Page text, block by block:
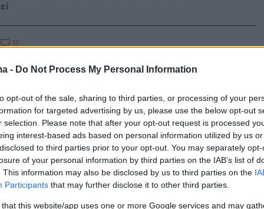
- Do Not Process My Personal Information
opt-out of the sale, sharing to third parties, or processing of your
for targeted advertising by us, please use the below opt-out
selection. Please note that after your opt-out request is processed
interest-based ads based on personal information utilized by us
to third parties prior to your opt-out. You may separately
of your personal information by third parties on the IAB’s list of
This information may also be disclosed by us to third parties on the
Participants that may further disclose it to other third parties.
that this website/app uses one or more Google services and may
Μπίμπερ ξέσπασε σε
από τα λεφτά - Δείτε το
εντοπίστηκε από παπαράτσι, ενώ
φίλους του σε καφετέρια στην περιοχή Παλμ
17